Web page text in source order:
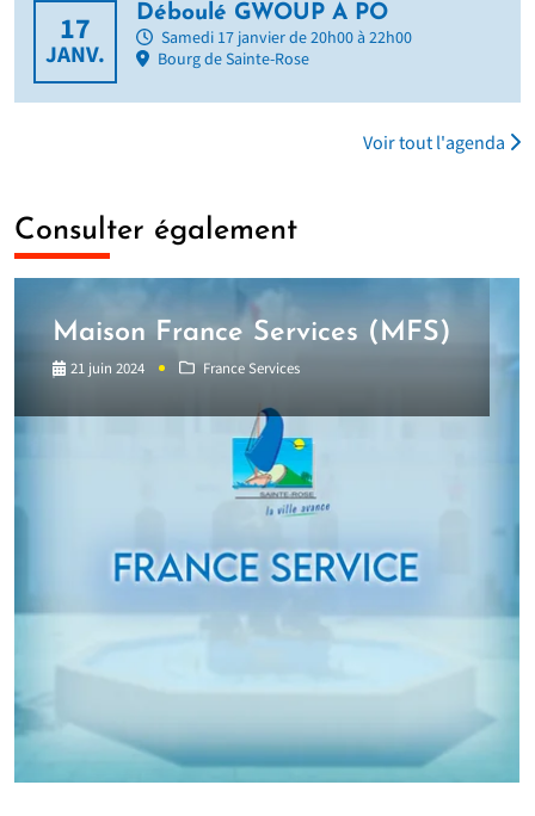
17
JANV.
Déboulé GWOUP A PO
Samedi 17 janvier de 20h00 à 22h00
Bourg de Sainte-Rose
Voir tout l'agenda
Consulter également
Maison France Services (MFS)
21 juin 2024 France Services